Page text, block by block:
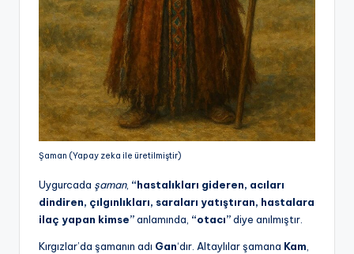
Şaman (Yapay zeka ile üretilmiştir)
Uygurcada şaman, “hastalıkları gideren, acıları
dindiren, çılgınlıkları, saraları yatıştıran, hastalara
ilaç yapan kimse”anlamında, “otacı”diye anılmıştır.
Kırgızlar’da şamanın adı Gan‘dır. Altaylılar şamana Kam